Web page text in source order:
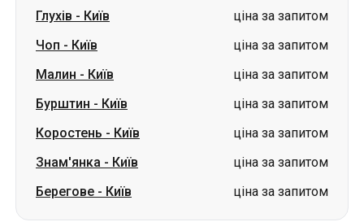
Глухів - Київ
ціна за запитом
Чоп - Київ
ціна за запитом
Малин - Київ
ціна за запитом
Бурштин - Київ
ціна за запитом
Коростень - Київ
ціна за запитом
Знам'янка - Київ
ціна за запитом
Берегове - Київ ціна за запитом